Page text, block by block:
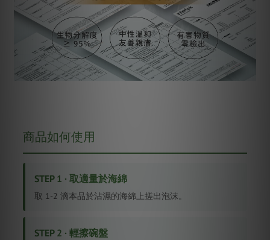
商品如何使用
STEP 1 · 取適量於海綿
取 1-2 滴本品於沾濕的海綿上搓出泡沫。
STEP 2 · 輕擦碗盤